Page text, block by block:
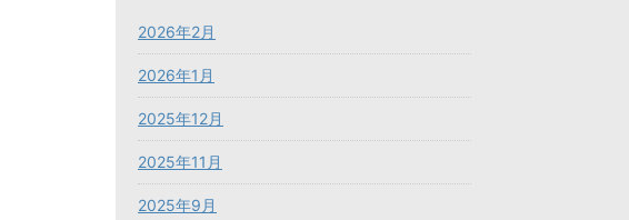
2026年2月
2026年1月
2025年12月
2025年11月
2025年9月